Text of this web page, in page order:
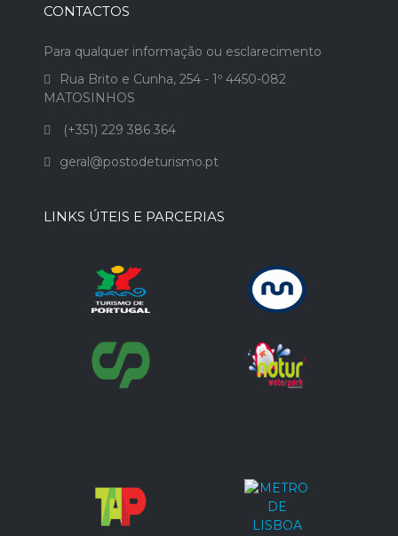
CONTACTOS
Para qualquer informação ou esclarecimento
Rua Brito e Cunha, 254 - 1º 4450-082
MATOSINHOS
(+351) 229 386 364
geral@postodeturismo.pt
LINKS ÚTEIS E PARCERIAS